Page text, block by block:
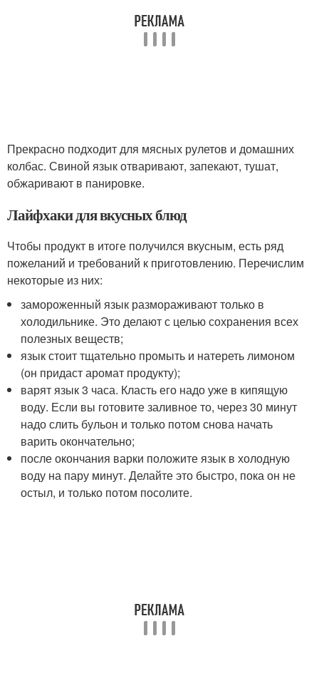
Прекрасно подходит для мясных рулетов и домашних
колбас. Свиной язык отваривают, запекают, тушат,
обжаривают в панировке.
Лайфхаки для вкусных блюд
Чтобы продукт в итоге получился вкусным, есть ряд
пожеланий и требований к приготовлению. Перечислим
некоторые из них:
замороженный язык размораживают только в
холодильнике. Это делают с целью сохранения всех
полезных веществ;
язык стоит тщательно промыть и натереть лимоном
(он придаст аромат продукту);
варят язык 3 часа. Класть его надо уже в кипящую
воду. Если вы готовите заливное то, через 30 минут
надо слить бульон и только потом снова начать
варить окончательно;
после окончания варки положите язык в холодную
воду на пару минут. Делайте это быстро, пока он не
остыл, и только потом посолите.